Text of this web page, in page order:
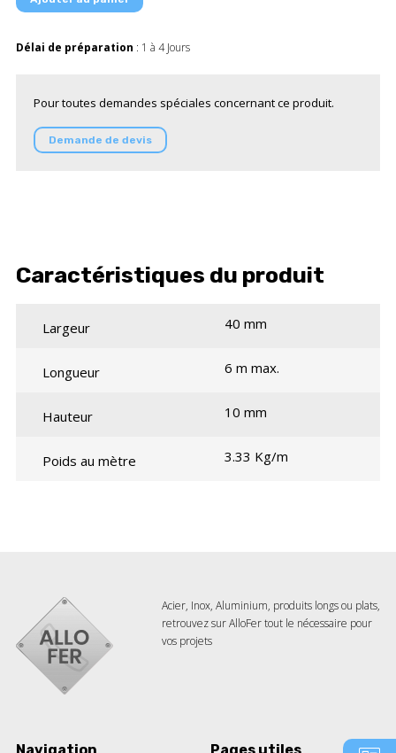
Délai de préparation : 1 à 4 Jours
Pour toutes demandes spéciales concernant ce produit.
Demande de devis
Caractéristiques du produit
Largeur 40 mm
Longueur 6 m max.
Hauteur 10 mm
Poids au mètre 3.33 Kg/m
Acier, Inox, Aluminium, produits longs ou plats,
retrouvez sur AlloFer tout le nécessaire pour
vos projets
Navigation Pages utiles